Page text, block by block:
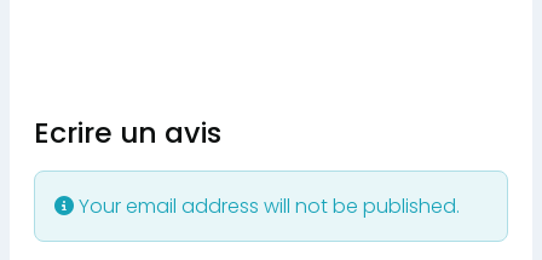
Ecrire un avis
Your email address will not be published.